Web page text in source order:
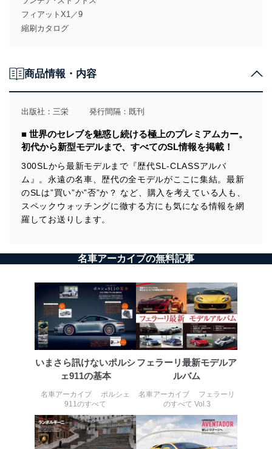
フィアットX1／9
縮刷カタログ
商品情報・内容
出版社： 三栄 発行間隔：既刊
■ 世界のセレブを魅惑し続ける極上のプレミアムカー。
初代から新型モデルまで、すべてのSL情報を掲載！
300SLから最新モデルまで『歴代SL-CLASSアルバ
ム』。永遠の名車、歴代の全モデルがここに集結。最新
のSLは”買い”か”否”か？ など、購入を考えている人も、
スペックウォッチングに徹する方にも気になる情報を網
羅してお送りします。
名車アーカイブの無料記事
いまさら訊けないポルシ
ェ911の基本
名車アーカイブ ポルシェ
911のすべて
フェラーリ最新モデルア
ルバム
名車アーカイブ フェラーリ
のすべて Vol.3